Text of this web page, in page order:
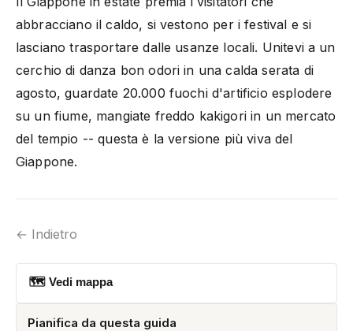
abbracciano il caldo, si vestono per i festival e si
lasciano trasportare dalle usanze locali. Unitevi a un
cerchio di danza bon odori in una calda serata di
agosto, guardate 20.000 fuochi d'artificio esplodere
su un fiume, mangiate freddo kakigori in un mercato
del tempio -- questa è la versione più viva del
Giappone.
← Indietro
🗺 Vedi mappa
Pianifica da questa guida